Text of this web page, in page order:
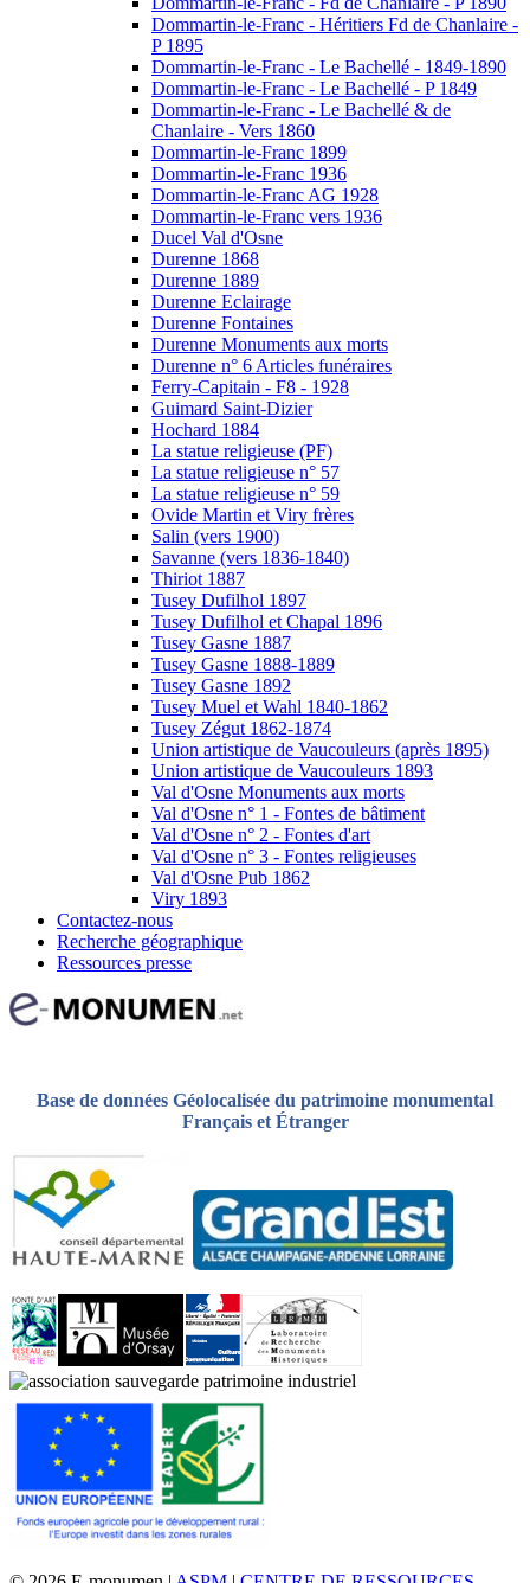
Dommartin-le-Franc - Héritiers Fd de Chanlaire -
P 1895
Dommartin-le-Franc - Le Bachellé - 1849-1890
Dommartin-le-Franc - Le Bachellé - P 1849
Dommartin-le-Franc - Le Bachellé & de
Chanlaire - Vers 1860
Dommartin-le-Franc 1899
Dommartin-le-Franc 1936
Dommartin-le-Franc AG 1928
Dommartin-le-Franc vers 1936
Ducel Val d'Osne
Durenne 1868
Durenne 1889
Durenne Eclairage
Durenne Fontaines
Durenne Monuments aux morts
Durenne n° 6 Articles funéraires
Ferry-Capitain - F8 - 1928
Guimard Saint-Dizier
Hochard 1884
La statue religieuse (PF)
La statue religieuse n° 57
La statue religieuse n° 59
Ovide Martin et Viry frères
Salin (vers 1900)
Savanne (vers 1836-1840)
Thiriot 1887
Tusey Dufilhol 1897
Tusey Dufilhol et Chapal 1896
Tusey Gasne 1887
Tusey Gasne 1888-1889
Tusey Gasne 1892
Tusey Muel et Wahl 1840-1862
Tusey Zégut 1862-1874
Union artistique de Vaucouleurs (après 1895)
Union artistique de Vaucouleurs 1893
Val d'Osne Monuments aux morts
Val d'Osne n° 1 - Fontes de bâtiment
Val d'Osne n° 2 - Fontes d'art
Val d'Osne n° 3 - Fontes religieuses
Val d'Osne Pub 1862
Viry 1893
Contactez-nous
Recherche géographique
Ressources presse
Base de données Géolocalisée du patrimoine monumental
Français et Étranger